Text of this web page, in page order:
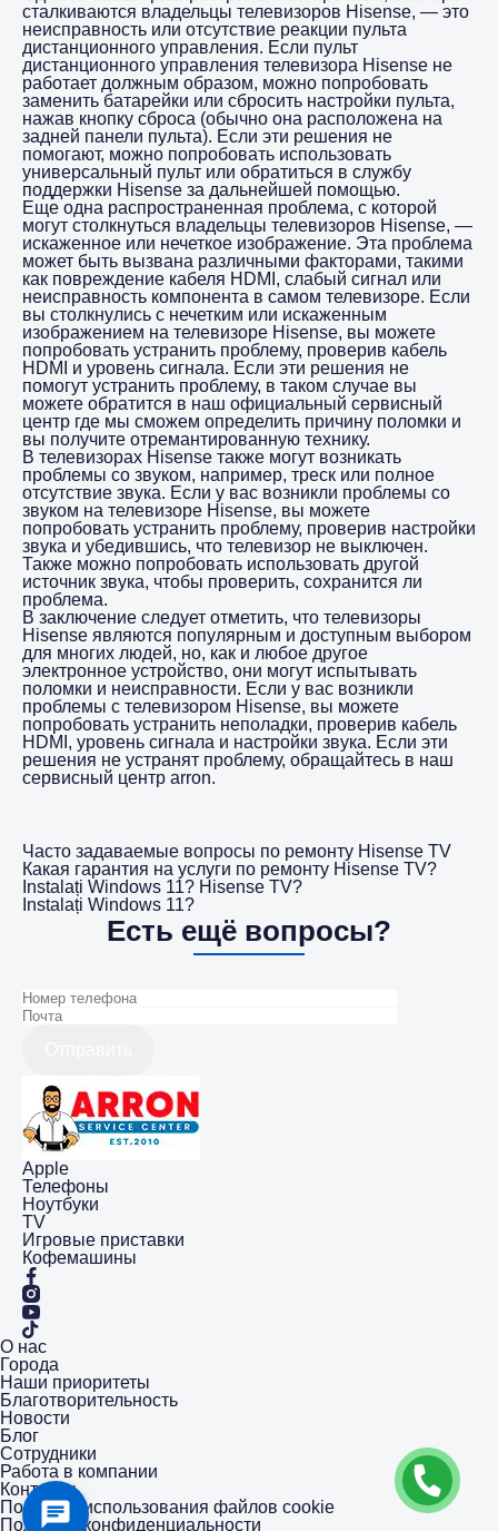
сталкиваются владельцы телевизоров Hisense, — это
неисправность или отсутствие реакции пульта
дистанционного управления. Если пульт
дистанционного управления телевизора Hisense не
работает должным образом, можно попробовать
заменить батарейки или сбросить настройки пульта,
нажав кнопку сброса (обычно она расположена на
задней панели пульта). Если эти решения не
помогают, можно попробовать использовать
универсальный пульт или обратиться в службу
поддержки Hisense за дальнейшей помощью.
Еще одна распространенная проблема, с которой
могут столкнуться владельцы телевизоров Hisense, —
искаженное или нечеткое изображение. Эта проблема
может быть вызвана различными факторами, такими
как повреждение кабеля HDMI, слабый сигнал или
неисправность компонента в самом телевизоре. Если
вы столкнулись с нечетким или искаженным
изображением на телевизоре Hisense, вы можете
попробовать устранить проблему, проверив кабель
HDMI и уровень сигнала. Если эти решения не
помогут устранить проблему, в таком случае вы
можете обратится в наш официальный сервисный
центр где мы сможем определить причину поломки и
вы получите отремантированную технику.
В телевизорах Hisense также могут возникать
проблемы со звуком, например, треск или полное
отсутствие звука. Если у вас возникли проблемы со
звуком на телевизоре Hisense, вы можете
попробовать устранить проблему, проверив настройки
звука и убедившись, что телевизор не выключен.
Также можно попробовать использовать другой
источник звука, чтобы проверить, сохранится ли
проблема.
В заключение следует отметить, что телевизоры
Hisense являются популярным и доступным выбором
для многих людей, но, как и любое другое
электронное устройство, они могут испытывать
поломки и неисправности. Если у вас возникли
проблемы с телевизором Hisense, вы можете
попробовать устранить неполадки, проверив кабель
HDMI, уровень сигнала и настройки звука. Если эти
решения не устранят проблему, обращайтесь в наш
сервисный центр arron.
Часто задаваемые вопросы по ремонту Hisense TV
Какая гарантия на услуги по ремонту Hisense TV?
Instalați Windows 11? Hisense TV?
Instalați Windows 11?
Есть ещё вопросы?
Apple
Телефоны
Ноутбуки
TV
Игровые приставки
Кофемашины
О нас
Города
Наши приоритеты
Благотворительность
Новости
Блог
Сотрудники
Работа в компании
Контакты
Политика использования файлов cookie
Политика конфиденциальности